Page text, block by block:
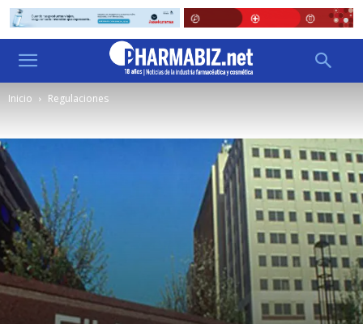
Inicio Regulaciones